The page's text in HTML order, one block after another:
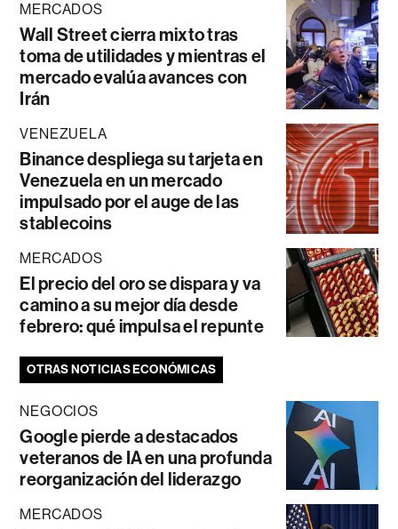
MERCADOS
Wall Street cierra mixto tras
toma de utilidades y mientras el
mercado evalúa avances con
Irán
VENEZUELA
Binance despliega su tarjeta en
Venezuela en un mercado
impulsado por el auge de las
stablecoins
MERCADOS
El precio del oro se dispara y va
camino a su mejor día desde
febrero: qué impulsa el repunte
OTRAS NOTICIAS ECONÓMICAS
NEGOCIOS
Google pierde a destacados
veteranos de IA en una profunda
reorganización del liderazgo
MERCADOS